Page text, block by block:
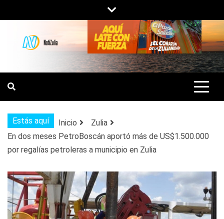
al
contenido
NOTIZULIA
NOTICIAS DEL ZULIA, VENEZUELA Y
DE INTERÉS GENERAL.
Estás aquí Inicio
Zulia
En dos meses PetroBoscán aportó más de US$1.500.000
por regalías petroleras a municipio en Zulia